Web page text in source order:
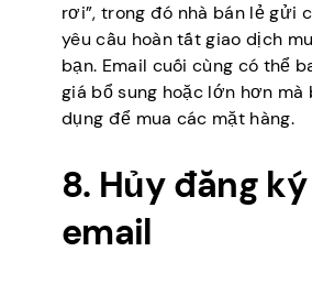
rơi”, trong đó nhà bán lẻ gửi
yêu cầu hoàn tất giao dịch
bạn. Email cuối cùng có thể
giá bổ sung hoặc lớn hơn mà
dụng để mua các mặt hàng.
8. Hủy đăng
email